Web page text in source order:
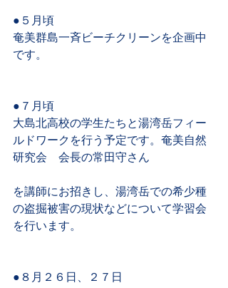
●５月頃
奄美群島一斉ビーチクリーンを企画中
です。
●７月頃
大島北高校の学生たちと湯湾岳フィー
ルドワークを行う予定です。奄美自然
研究会　会長の常田守さん
を講師にお招きし、湯湾岳での希少種
の盗掘被害の現状などについて学習会
を行います。
●８月２６日、２７日